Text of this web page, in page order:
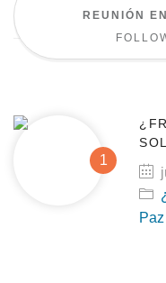
REUNIÓN